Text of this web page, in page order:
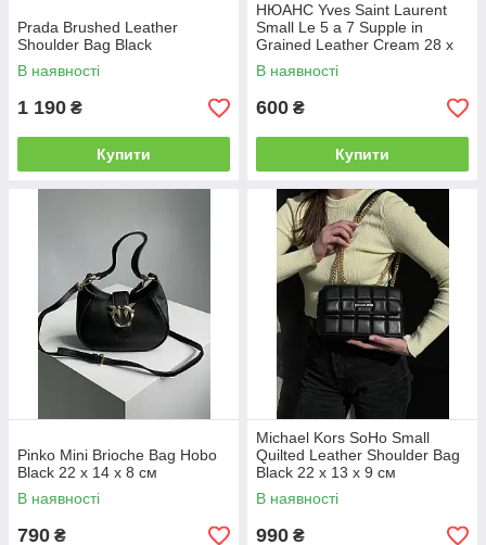
Prada Brushed Leather
Shoulder Bag Black
В наявності
1 190 ₴
Купити
НЮАНС Yves Saint Laurent
Small Le 5 a 7 Supple in
Grained Leather Cream 28 х
28 х 8 см
В наявності
600 ₴
Купити
Pinko Mini Brioche Bag Hobo
Black 22 x 14 x 8 см
В наявності
790 ₴
Michael Kors SoHo Small
Quilted Leather Shoulder Bag
Black 22 х 13 х 9 см
В наявності
990 ₴